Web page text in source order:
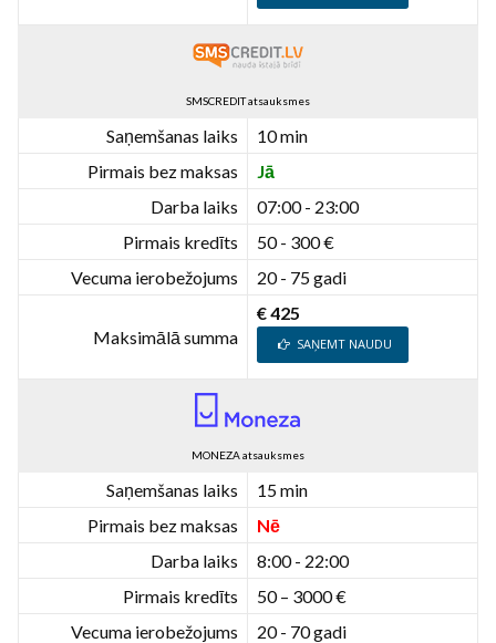
SMSCREDIT atsauksmes
Saņemšanas laiks
10 min
Pirmais bez maksas
Jā
Darba laiks
07:00 - 23:00
Pirmais kredīts
50 - 300 €
Vecuma ierobežojums
20 - 75 gadi
Maksimālā summa
€ 425
SAŅEMT NAUDU
MONEZA atsauksmes
Saņemšanas laiks
15 min
Pirmais bez maksas
Nē
Darba laiks
8:00 - 22:00
Pirmais kredīts
50 – 3000 €
Vecuma ierobežojums
20 - 70 gadi